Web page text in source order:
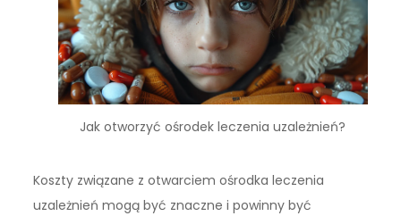
Jak otworzyć ośrodek leczenia uzależnień?
Koszty związane z otwarciem ośrodka leczenia
uzależnień mogą być znaczne i powinny być